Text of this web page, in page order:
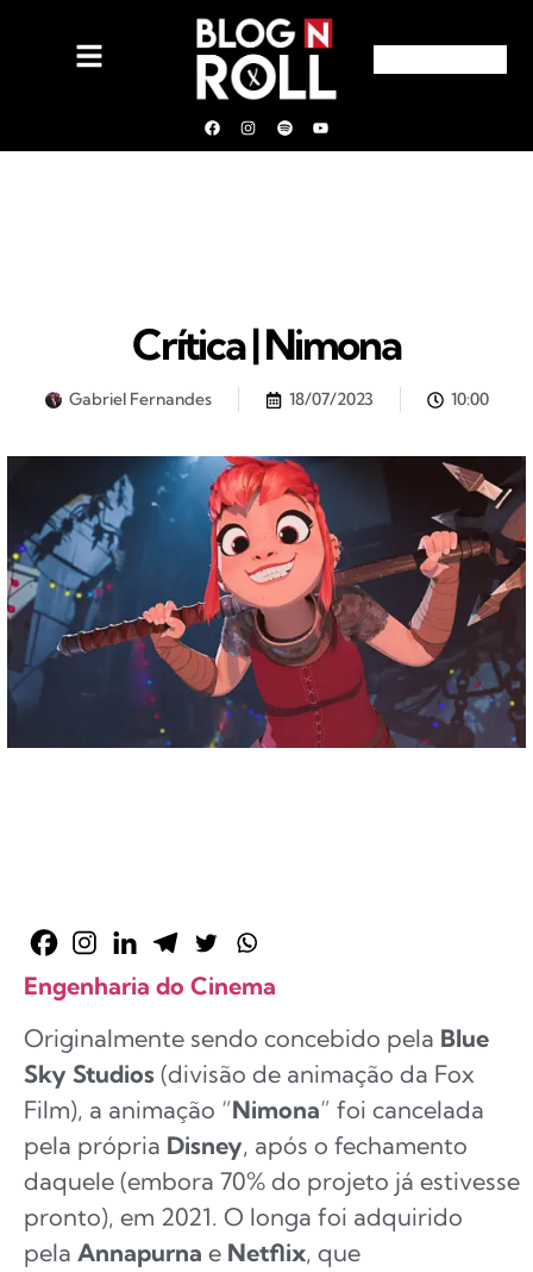
Crítica | Nimona
Gabriel Fernandes 18/07/2023 10:00
Engenharia do Cinema
Originalmente sendo concebido pela Blue
Sky Studios (divisão de animação da Fox
Film), a animação “Nimona” foi cancelada
pela própria Disney, após o fechamento
daquele (embora 70% do projeto já estivesse
pronto), em 2021. O longa foi adquirido
pela Annapurna e Netflix, que